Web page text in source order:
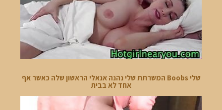
שלי Boobs המשרתת שלי נהנה אנאלי הראשון שלה כאשר אף
אחד לא בבית